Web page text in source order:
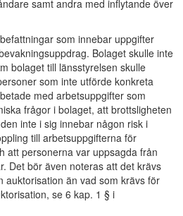
samt andra med inflytande över
som innebar uppgifter
Bolaget skulle inte
bolaget till länsstyrelsen skulle
som inte utförde konkreta
med arbetsuppgifter som
frågor i bolaget, att brottsligheten
inte i sig innebar någon risk i
till arbetsuppgifterna för
att personerna var uppsagda från
Det bör även noteras att det krävs
auktorisation än vad som krävs för
se 6 kap. 1 § i